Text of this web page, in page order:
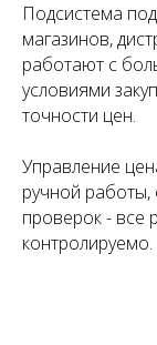
Подсистема
магазинов,
работают с
условиями
точности цен.
Управление
ручной
проверок - все
контролируемо.